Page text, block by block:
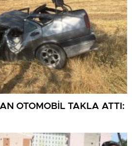
OTOMOBİL TAKLA ATTI: